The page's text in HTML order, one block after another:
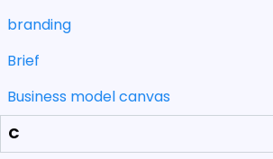
branding
Brief
Business model canvas
C